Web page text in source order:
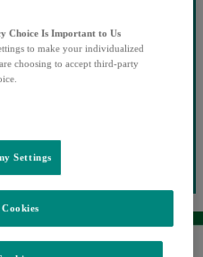
Choice Is Important to Us
to make your individualized
choosing to accept third-party
Settings